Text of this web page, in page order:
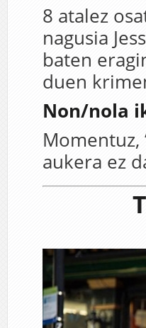
8 atalez
nagusia
baten
duen
Non/nola
Momentuz,
aukera ez